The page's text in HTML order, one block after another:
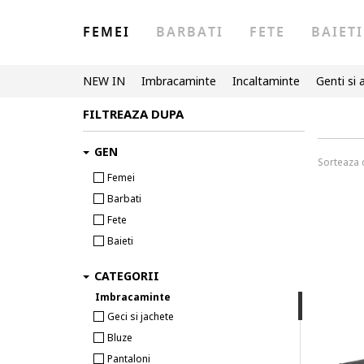
FEMEI BARBATI FETE BAIETI
NEW IN Imbracaminte Incaltaminte Genti si
Sorteaza
FILTREAZA DUPA
GEN
Femei
Barbati
Fete
Baieti
CATEGORII
Imbracaminte
Geci si jachete
Bluze
Pantaloni